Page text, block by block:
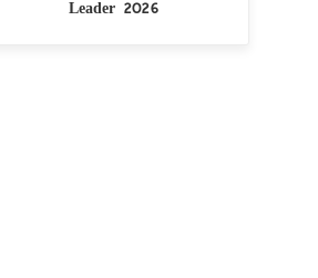
Leader 2026